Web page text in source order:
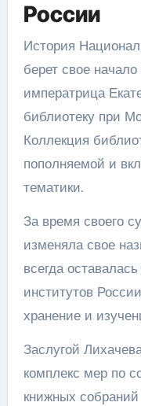
России
История
берет свое начало
императрица
библиотеку при
Коллекция
пополняемой и
тематики.
За время своего
изменяла свое
всегда
институтов
хранение и
Заслугой
комплекс мер по
книжных